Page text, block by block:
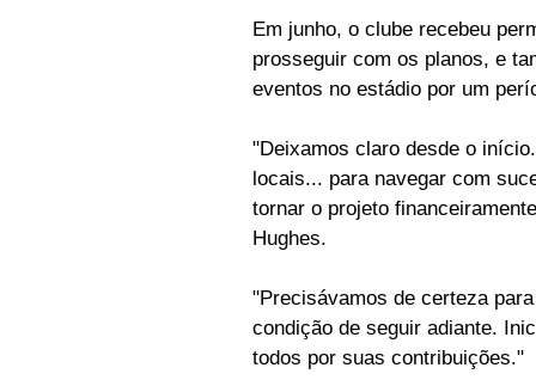
Em junho, o clube recebeu
prosseguir com os planos, e
eventos no estádio por um
"Deixamos claro desde o
locais... para navegar com
tornar o projeto
Hughes.
"Precisávamos de certeza
condição de seguir adiante.
todos por suas contribuições."